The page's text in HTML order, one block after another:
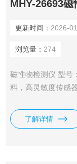
MHY-26693磁
更新时间： 2026-
浏览量： 274
磁性物检测仪 型号
料，高灵敏度传感
便。在磨料磨具、
域得到了广泛的应用
了解详情